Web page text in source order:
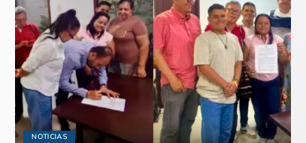
NOTICIAS